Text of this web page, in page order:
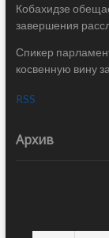
Кобахидзе
завершения
Спикер
косвенную вину
RSS
Архив